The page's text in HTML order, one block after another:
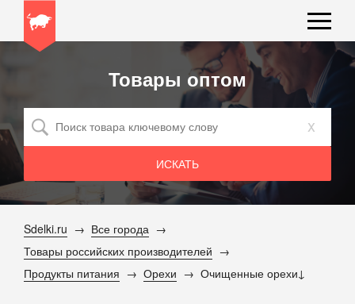
Товары оптом
x
Sdelki.ru
Все города
Товары российских производителей
Продукты питания
Орехи Очищенные орехи